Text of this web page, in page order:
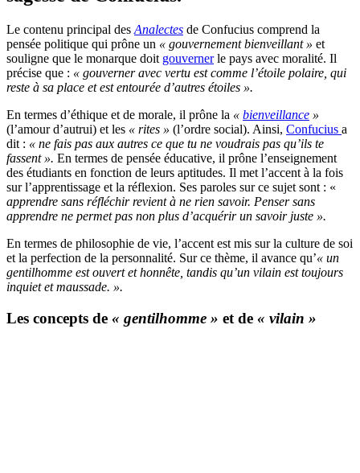
Le contenu principal des Analectes de Confucius comprend la
pensée politique qui prône un « gouvernement bienveillant » et
souligne que le monarque doit gouvernerle pays avec moralité. Il
précise que : « gouverner avec vertu est comme l’étoile polaire, qui
reste à sa place et est entourée d’autres étoiles ».
En termes d’éthique et de morale, il prône la « bienveillance »
(l’amour d’autrui) et les « rites » (l’ordre social). Ainsi, Confucius a
dit : « ne fais pas aux autres ce que tu ne voudrais pas qu’ils te
fassent ». En termes de pensée éducative, il prône l’enseignement
des étudiants en fonction de leurs aptitudes. Il met l’accent à la fois
sur l’apprentissage et la réflexion. Ses paroles sur ce sujet sont : «
apprendre sans réfléchir revient à ne rien savoir. Penser sans
apprendre ne permet pas non plus d’acquérir un savoir juste ».
En termes de philosophie de vie, l’accent est mis sur la culture de soi
et la perfection de la personnalité. Sur ce thème, il avance qu’« un
gentilhomme est ouvert et honnête, tandis qu’un vilain est toujours
inquiet et maussade. ».
Les concepts de « gentilhomme » et de « vilain »